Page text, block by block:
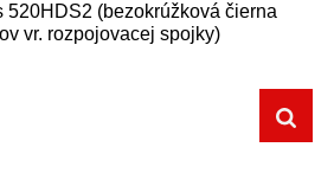
520HDS2 (bezokrúžková čierna
vr. rozpojovacej spojky)